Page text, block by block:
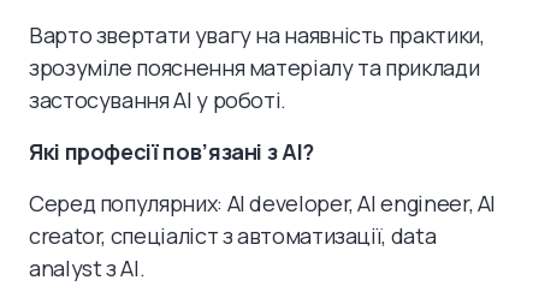
Варто звертати увагу на наявність практики,
зрозуміле пояснення матеріалу та приклади
застосування AI у роботі.
Які професії пов’язані з AI?
Серед популярних: AI developer, AI engineer, AI
creator, спеціаліст з автоматизації, data
analyst з AI.